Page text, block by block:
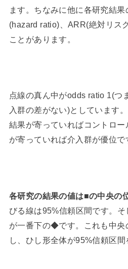
ます。ちなみに他に各研究結
(hazard ratio)、ARR(絶対リス
ことがあります。
点線の真ん中がodds ratio 1(つ
入群の差がない)としています
結果が寄っていればコントロ
が寄っていれば介入群が優位で
各研究の結果の値は■の中央の
びる線は95%信頼区間です。
が一番下の◆です。これも中央
し、ひし形全体が95%信頼区間